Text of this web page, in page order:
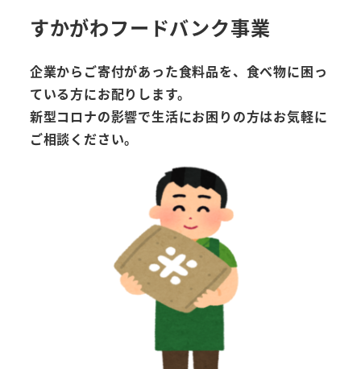
すかがわフードバンク事業
企業からご寄付があった食料品を、食べ物に困っ
ている方にお配りします。
新型コロナの影響で生活にお困りの方はお気軽に
ご相談ください。